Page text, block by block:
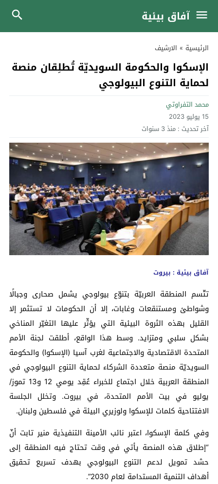
آفاق بيئية
الرئيسية » الارشيف
الإسكوا والحكومة السويديّة تُطلِقان منصة
لحماية التنوع البيولوجي
محمد التفراوتي
15 يوليو 2023
آخر تحديث : منذ 3 سنوات
آفاق بيئية : بيروت
تتّسم المنطقة العربيّة بتنوّع بيولوجي يشمل صحارى وجبالًا
وشواطئ ومستنقعات وغابات، إلا أن الحكومات لا تستثمر إلا
القليل بهذه الثروة البيئية التي يؤثّر عليها التغيّر المناخي
بشكل سلبي ومتزايد. وسط هذا الواقع، أطلقت لجنة الأمم
المتحدة الاقتصادية والاجتماعية لغرب آسيا (الإسكوا) والحكومة
السويديّة منصة متعددة الشركاء لحماية التنوع البيولوجي في
المنطقة العربية خلال اجتماع للخبراء عُقِد يومي 12 و13 تموز/
يوليو في بيت الأمم المتحدة، في بيروت. وتخلل الجلسة
الافتتاحية كلمات للإسكوا ولوزيري البيئة في فلسطين ولبنان.
وفي كلمة الإسكوا، اعتبر نائب الأمينة التنفيذية منير تابت أنّ
“إطلاق هذه المنصة يأتي في وقت تحتاج فيه المنطقة إلى
حشد تمويل لدعم التنوع البيولوجي بهدف تسريع تحقيق
أهداف التنمية المستدامة لعام 2030”.